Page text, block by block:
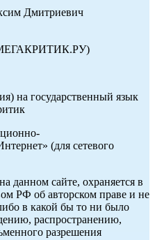
Дмитриевич
на государственный язык
(для сетевого
данном сайте, охраняется в
РФ об авторском праве и не
в какой бы то ни было
распространению,
разрешения